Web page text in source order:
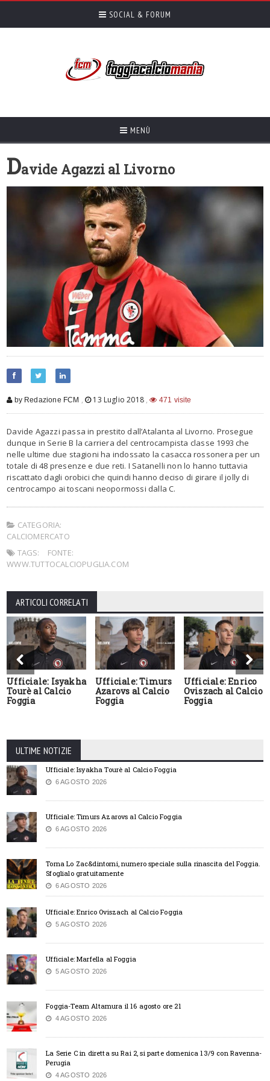
SOCIAL & FORUM
MENÙ
Davide Agazzi al Livorno
by Redazione FCM , 13 Luglio 2018 , 471 visite
Davide Agazzi passa in prestito dall’Atalanta al Livorno. Prosegue
dunque in Serie B la carriera del centrocampista classe 1993 che
nelle ultime due stagioni ha indossato la casacca rossonera per un
totale di 48 presenze e due reti. I Satanelli non lo hanno tuttavia
riscattato dagli orobici che quindi hanno deciso di girare il jolly di
centrocampo ai toscani neopormossi dalla C.
CATEGORIA:
CALCIOMERCATO
TAGS:
FONTE:
WWW.TUTTOCALCIOPUGLIA.COM
ARTICOLI CORRELATI
Ufficiale: Isyakha
Tourè al Calcio
Foggia
Ufficiale: Timurs
Azarovs al Calcio
Foggia
Ufficiale: Enrico
Oviszach al Calcio
Foggia
ULTIME NOTIZIE
Ufficiale: Isyakha Tourè al Calcio Foggia
6 AGOSTO 2026
Ufficiale: Timurs Azarovs al Calcio Foggia
6 AGOSTO 2026
Torna Lo Zac&dintorni, numero speciale sulla rinascita del Foggia.
Sfoglialo gratuitamente
6 AGOSTO 2026
Ufficiale: Enrico Oviszach al Calcio Foggia
5 AGOSTO 2026
Ufficiale: Marfella al Foggia
5 AGOSTO 2026
Foggia-Team Altamura il 16 agosto ore 21
4 AGOSTO 2026
La Serie C in diretta su Rai 2, si parte domenica 13/9 con Ravenna-
Perugia
4 AGOSTO 2026